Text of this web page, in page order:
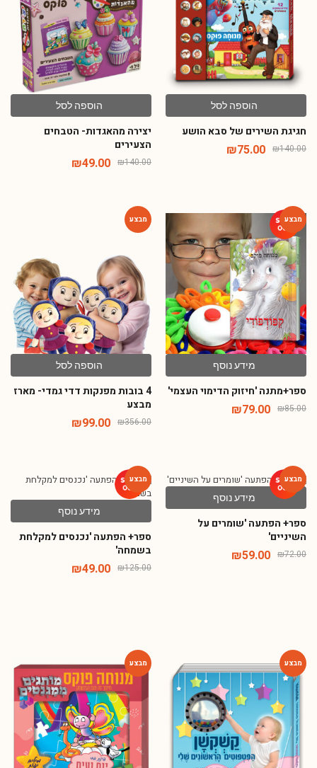
הוספה לסל
חגיגת השירים של סבא הושע
₪140.00
₪75.00
הוספה לסל
יצירה מהאגדות- הטבחים
הצעירים
₪140.00
₪49.00
-7%
מידע נוסף
ספר+מתנה 'חיזוק הדימוי העצמי'
₪85.00
₪79.00
הוספה לסל
4 בובות מפנקות דדי גמדי- מארז
מבצע
₪356.00
₪99.00
מידע נוסף
ספר+ הפתעה 'שומרים על
השיניים'
₪72.00
₪59.00
מידע נוסף
ספר+ הפתעה 'נכנסים למקלחת
בשמחה'
₪125.00
₪49.00